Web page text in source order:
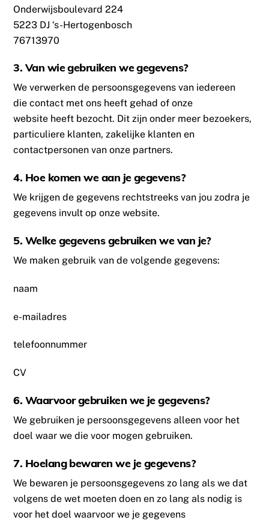
Onderwijsboulevard 224
5223 DJ ‘s-Hertogenbosch
76713970
3. Van wie gebruiken we gegevens?
We verwerken de persoonsgegevens van iedereen
die contact met ons heeft gehad of onze
website heeft bezocht. Dit zijn onder meer bezoekers,
particuliere klanten, zakelijke klanten en
contactpersonen van onze partners.
4. Hoe komen we aan je gegevens?
We krijgen de gegevens rechtstreeks van jou zodra je
gegevens invult op onze website.
5. Welke gegevens gebruiken we van je?
We maken gebruik van de volgende gegevens:
naam
e-mailadres
telefoonnummer
CV
6. Waarvoor gebruiken we je gegevens?
We gebruiken je persoonsgegevens alleen voor het
doel waar we die voor mogen gebruiken.
7. Hoelang bewaren we je gegevens?
We bewaren je persoonsgegevens zo lang als we dat
volgens de wet moeten doen en zo lang als nodig is
voor het doel waarvoor we je gegevens